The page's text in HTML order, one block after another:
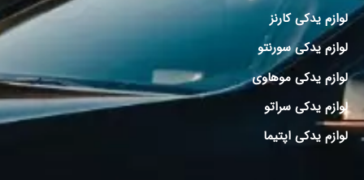
لوازم یدکی کارنز
لوازم یدکی سورنتو
لوازم یدکی موهاوی
لوازم یدکی سراتو
لوازم یدکی اپتیما